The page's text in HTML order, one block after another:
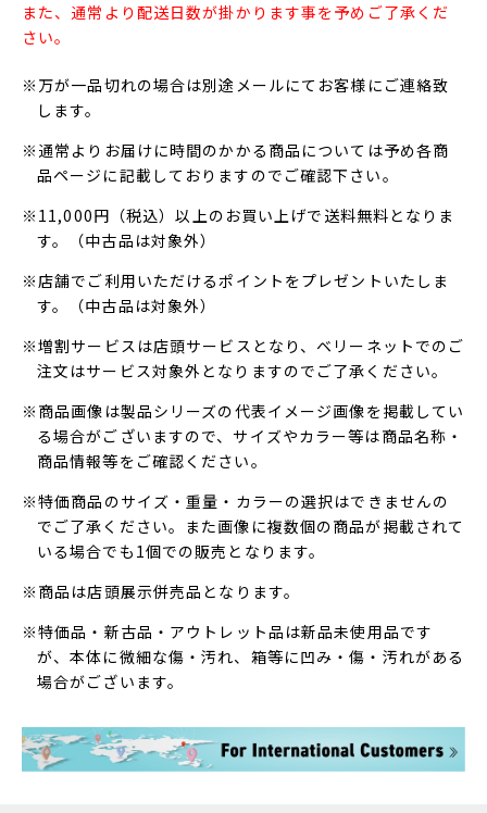
また、通常より配送日数が掛かります事を予めご了承くだ
さい。
※万が一品切れの場合は別途メールにてお客様にご連絡致
します。
※通常よりお届けに時間のかかる商品については予め各商
品ページに記載しておりますのでご確認下さい。
※11,000円（税込）以上のお買い上げで送料無料となりま
す。（中古品は対象外）
※店舗でご利用いただけるポイントをプレゼントいたしま
す。（中古品は対象外）
※増割サービスは店頭サービスとなり、ベリーネットでのご
注文はサービス対象外となりますのでご了承ください。
※商品画像は製品シリーズの代表イメージ画像を掲載してい
る場合がございますので、サイズやカラー等は商品名称・
商品情報等をご確認ください。
※特価商品のサイズ・重量・カラーの選択はできませんの
でご了承ください。また画像に複数個の商品が掲載されて
いる場合でも1個での販売となります。
※商品は店頭展示併売品となります。
※特価品・新古品・アウトレット品は新品未使用品です
が、本体に微細な傷・汚れ、箱等に凹み・傷・汚れがある
場合がございます。